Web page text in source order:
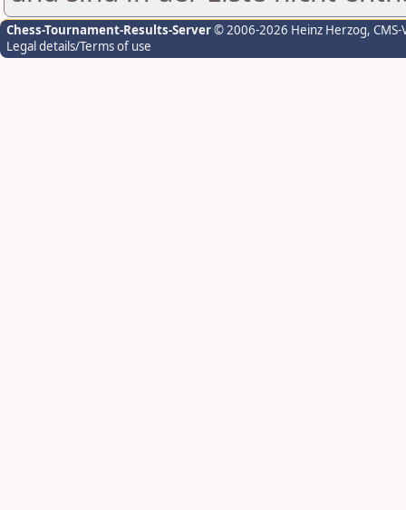
Chess-Tournament-Results-Server© 2006-2026 Heinz Herzog,
Legal details/Terms of use